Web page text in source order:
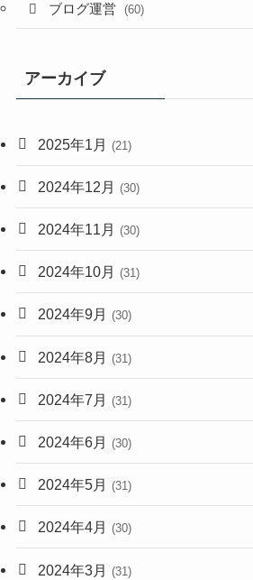
ブログ運営 (60)
アーカイブ
2025年1月 (21)
2024年12月 (30)
2024年11月 (30)
2024年10月 (31)
2024年9月 (30)
2024年8月 (31)
2024年7月 (31)
2024年6月 (30)
2024年5月 (31)
2024年4月 (30)
2024年3月 (31)